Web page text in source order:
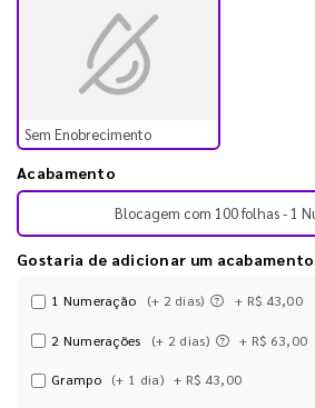
Sem Enobrecimento
Acabamento
Blocagem com 100 folhas - 1
Gostaria de adicionar um
1 Numeração (+ 2 dias) + R$ 43,00
2 Numerações (+ 2 dias) + R$ 63,00
Grampo (+ 1 dia) + R$ 43,00